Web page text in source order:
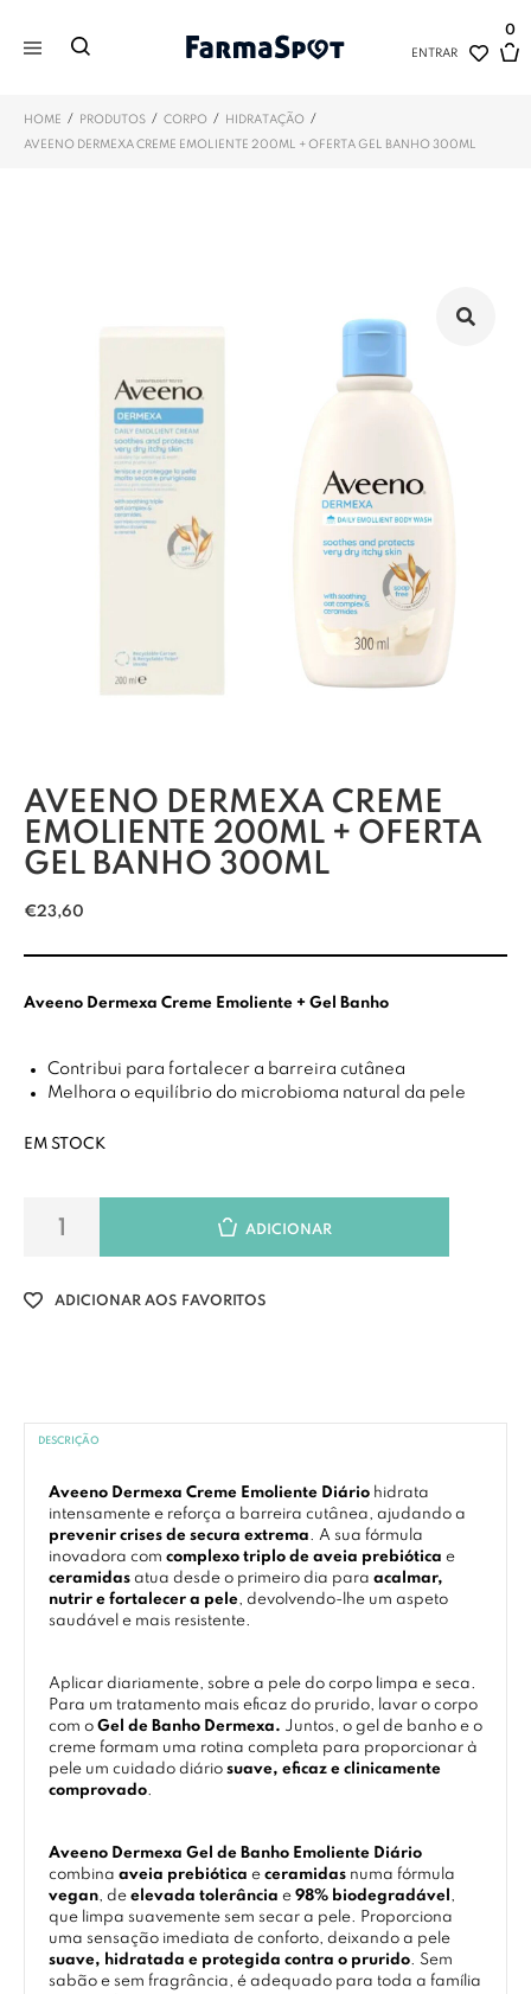
ENTRAR
0
HOME / PRODUTOS / CORPO / HIDRATAÇÃO /
AVEENO DERMEXA CREME EMOLIENTE 200ML + OFERTA GEL BANHO 300ML
AVEENO DERMEXA CREME
EMOLIENTE 200ML + OFERTA
GEL BANHO 300ML
€23,60
Aveeno Dermexa Creme Emoliente + Gel Banho
Contribui para fortalecer a barreira cutânea
Melhora o equilíbrio do microbioma natural da pele
EM STOCK
ADICIONAR
ADICIONAR AOS FAVORITOS
DESCRIÇÃO
Aveeno Dermexa Creme Emoliente Diário hidrata
intensamente e reforça a barreira cutânea, ajudando a
prevenir crises de secura extrema. A sua fórmula
inovadora com complexo triplo de aveia prebiótica e
ceramidas atua desde o primeiro dia para acalmar,
nutrir e fortalecer a pele, devolvendo-lhe um aspeto
saudável e mais resistente.
Aplicar diariamente, sobre a pele do corpo limpa e seca.
Para um tratamento mais eficaz do prurido, lavar o corpo
com o Gel de Banho Dermexa. Juntos, o gel de banho e o
creme formam uma rotina completa para proporcionar à
pele um cuidado diário suave, eficaz e clinicamente
comprovado.
Aveeno Dermexa Gel de Banho Emoliente Diário
combina aveia prebiótica e ceramidas numa fórmula
vegan, de elevada tolerância e 98% biodegradável ,
que limpa suavemente sem secar a pele. Proporciona
uma sensação imediata de conforto, deixando a pele
suave, hidratada e protegida contra o prurido. Sem
sabão e sem fragrância, é adequado para toda a família